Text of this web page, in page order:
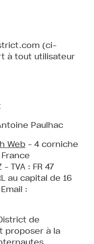
(ci-
à tout utilisateur
Paulhac
Web – 4 corniche
TVA : FR 47
au capital de 16
:
de
proposer à la